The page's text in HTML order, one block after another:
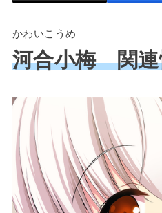
かわいこうめ
河合小梅 関連